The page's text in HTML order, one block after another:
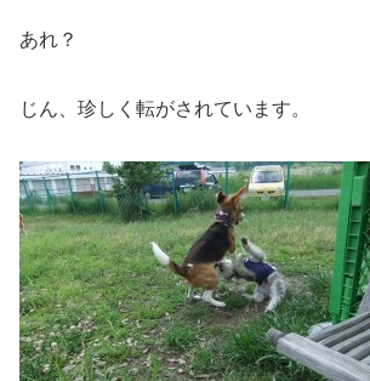
あれ？
じん、珍しく転がされています。